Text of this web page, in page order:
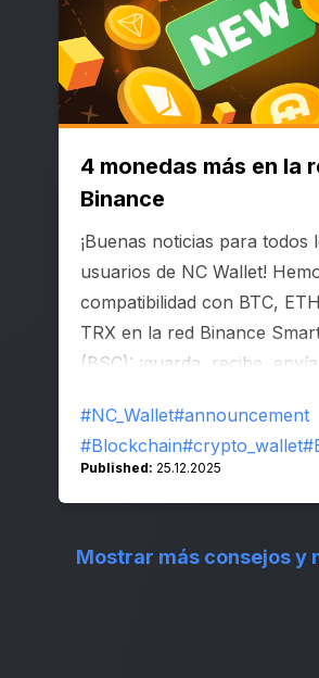
4 monedas más en la
Binance
¡Buenas noticias para todos
usuarios de NC Wallet!
compatibilidad con BTC,
TRX en la red Binance
(BSC): ¡guarda, recibe,
sola app!
#NC_Wallet#announcement
#Blockchain#crypto_wallet
Published: 25.12.2025
Mostrar más consejos y